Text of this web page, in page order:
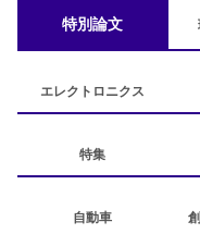
特別論文
エレクトロニクス
特集
自動車